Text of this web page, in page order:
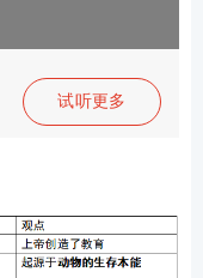
试听更多